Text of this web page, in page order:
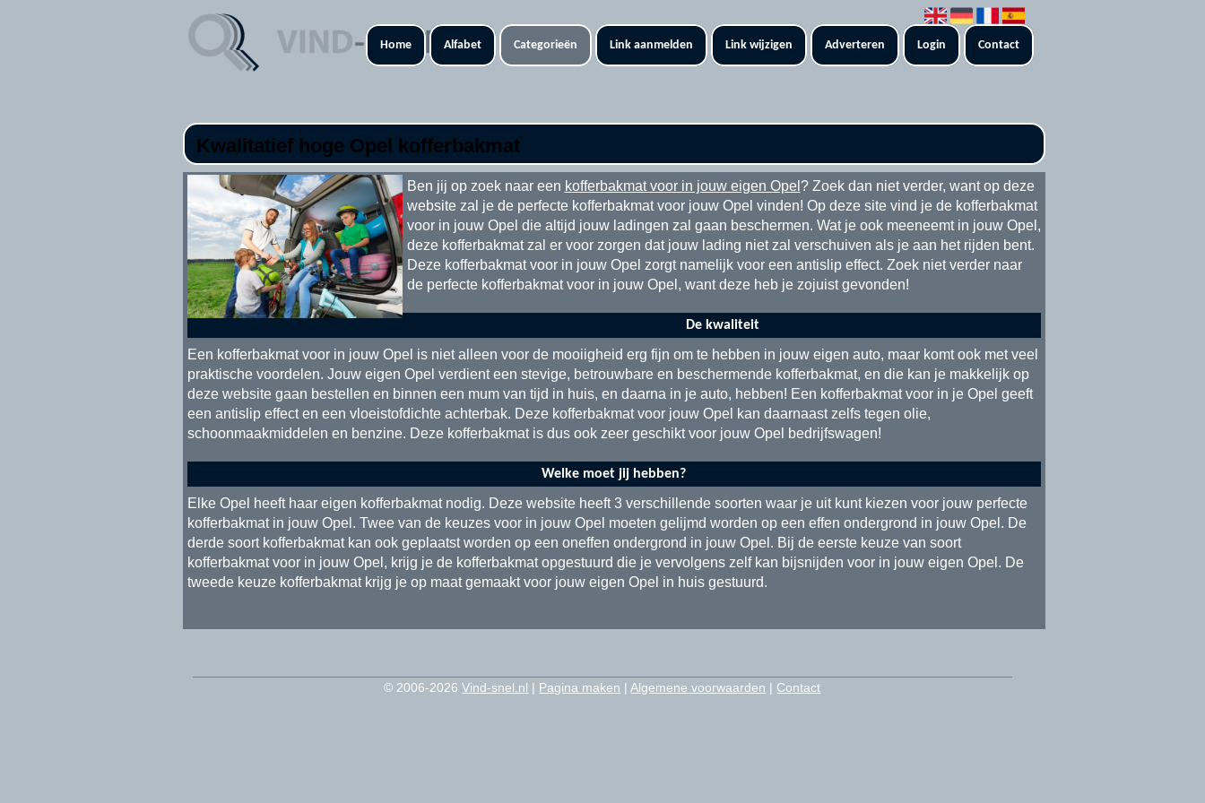
Home Alfabet Categorieën Link aanmelden Link wijzigen Adverteren Login Contact
Kwalitatief hoge Opel kofferbakmat
Ben jij op zoek naar een kofferbakmat voor in jouw eigen Opel ? Zoek dan niet verder, want op deze
website zal je de perfecte kofferbakmat voor jouw Opel vinden! Op deze site vind je de kofferbakmat
voor in jouw Opel die altijd jouw ladingen zal gaan beschermen. Wat je ook meeneemt in jouw Opel,
deze kofferbakmat zal er voor zorgen dat jouw lading niet zal verschuiven als je aan het rijden bent.
Deze kofferbakmat voor in jouw Opel zorgt namelijk voor een antislip effect. Zoek niet verder naar
de perfecte kofferbakmat voor in jouw Opel, want deze heb je zojuist gevonden!
De kwaliteit
Een kofferbakmat voor in jouw Opel is niet alleen voor de mooiigheid erg fijn om te hebben in jouw eigen auto, maar komt ook met veel
praktische voordelen. Jouw eigen Opel verdient een stevige, betrouwbare en beschermende kofferbakmat, en die kan je makkelijk op
deze website gaan bestellen en binnen een mum van tijd in huis, en daarna in je auto, hebben! Een kofferbakmat voor in je Opel geeft
een antislip effect en een vloeistofdichte achterbak. Deze kofferbakmat voor jouw Opel kan daarnaast zelfs tegen olie,
schoonmaakmiddelen en benzine. Deze kofferbakmat is dus ook zeer geschikt voor jouw Opel bedrijfswagen!
Welke moet jij hebben?
Elke Opel heeft haar eigen kofferbakmat nodig. Deze website heeft 3 verschillende soorten waar je uit kunt kiezen voor jouw perfecte
kofferbakmat in jouw Opel. Twee van de keuzes voor in jouw Opel moeten gelijmd worden op een effen ondergrond in jouw Opel. De
derde soort kofferbakmat kan ook geplaatst worden op een oneffen ondergrond in jouw Opel. Bij de eerste keuze van soort
kofferbakmat voor in jouw Opel, krijg je de kofferbakmat opgestuurd die je vervolgens zelf kan bijsnijden voor in jouw eigen Opel. De
tweede keuze kofferbakmat krijg je op maat gemaakt voor jouw eigen Opel in huis gestuurd.
© 2006-2026Vind-snel.nl | Pagina maken |Algemene voorwaarden | Contact